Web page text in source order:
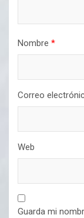
Nombre *
Correo
Web
Guarda mi